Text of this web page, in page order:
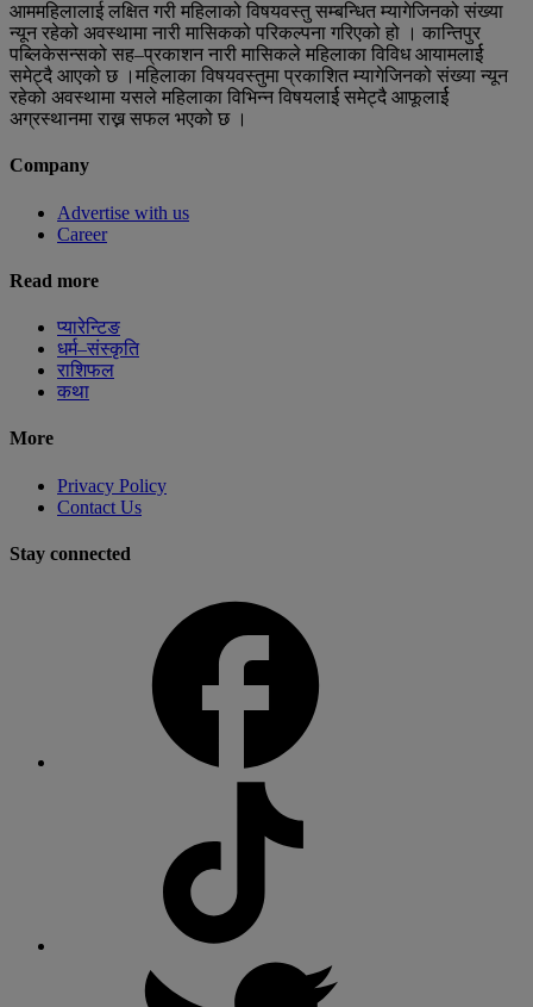
आममहिलालाई लक्षित गरी महिलाको विषयवस्तु सम्बन्धित म्यागेजिनको संख्या
न्यून रहेको अवस्थामा नारी मासिकको परिकल्पना गरिएको हो । कान्तिपुर
पब्लिकेसन्सको सह–प्रकाशन नारी मासिकले महिलाका विविध आयामलार्ई
समेट्दै आएको छ ।महिलाका विषयवस्तुमा प्रकाशित म्यागेजिनको संख्या न्यून
रहेको अवस्थामा यसले महिलाका विभिन्न विषयलार्ई समेट्दै आफूलार्ई
अग्रस्थानमा राख्न सफल भएको छ ।
Company
Advertise with us
Career
Read more
प्यारेन्टिङ
धर्म–संस्कृति
राशिफल
कथा
More
Privacy Policy
Contact Us
Stay connected